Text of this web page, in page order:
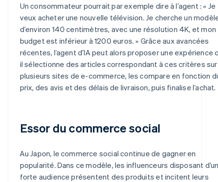
Un consommateur pourrait par exemple dire à l’agent : « Je
veux acheter une nouvelle télévision. Je cherche un
d’environ 140 centimètres, avec une résolution 4K, et mon
budget est inférieur à 1200 euros. » Grâce aux avancées
récentes, l’agent d’IA peut alors proposer une expérience
il sélectionne des articles correspondant à ces critères sur
plusieurs sites de e-commerce, les compare en fonction
prix, des avis et des délais de livraison, puis finalise l’achat.
Essor du commerce social
Au Japon, le commerce social continue de gagner en
popularité. Dans ce modèle, les influenceurs disposant
forte audience présentent des produits et incitent leurs